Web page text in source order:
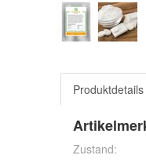
Produktdetails
Zustand: